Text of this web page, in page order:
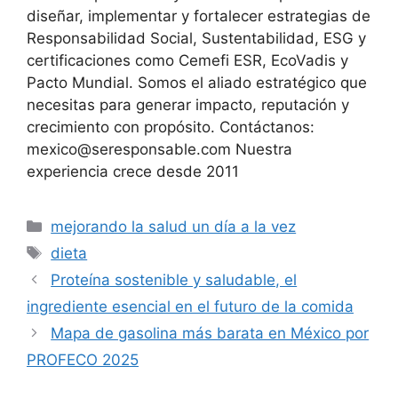
(Twitter)
diseñar, implementar y fortalecer estrategias de
Responsabilidad Social, Sustentabilidad, ESG y
certificaciones como Cemefi ESR, EcoVadis y
Pacto Mundial. Somos el aliado estratégico que
necesitas para generar impacto, reputación y
crecimiento con propósito. Contáctanos:
mexico@seresponsable.com Nuestra
experiencia crece desde 2011
Categorías
mejorando la salud un día a la vez
Etiquetas
dieta
Proteína sostenible y saludable, el
ingrediente esencial en el futuro de la comida
Mapa de gasolina más barata en México por
PROFECO 2025